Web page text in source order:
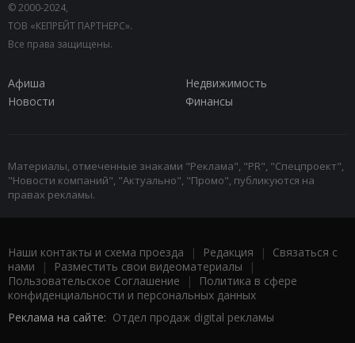
© 2000-2024,
ТОВ «КЕПРЕЙТ ПАРТНЕРС».
Все права защищены.
Афиша
Недвижимость
Новости
Финансы
Материалы, отмеченные знаками "Реклама", "PR", "Спецпроект",
"Новости компаний", "Актуально", "Промо", публикуются на
правах рекламы.
Наши контакты и схема проезда | Редакция | Связаться с
нами | Разместить свои видеоматериалы |
Пользовательское Соглашение |
Политика в сфере
конфиденциальности и персональных данных
Реклама на сайте: Отдел продаж digital рекламы